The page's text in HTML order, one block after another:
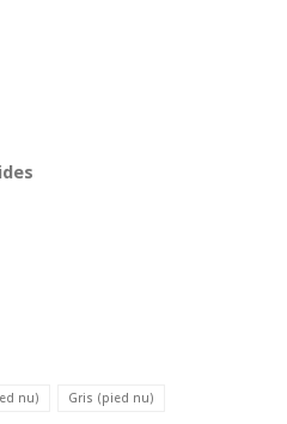
nu) Gris (pied nu)